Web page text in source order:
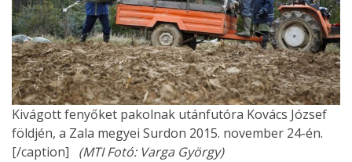
Kivágott fenyőket pakolnak utánfutóra Kovács József
földjén, a Zala megyei Surdon 2015. november 24-én.
[/caption] (MTI Fotó: Varga György)